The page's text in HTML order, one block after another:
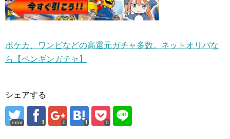
ポケカ、ワンピなどの高還元ガチャ多数。ネットオリパな
ら【ペンギンガチャ】
シェアする
error 0 0